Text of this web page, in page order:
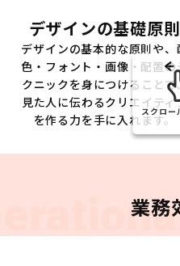
デザインの基礎原則
デザインの基本的な原則や、
色・フォント・画像・配置の
クニックを身につけることで
見た人に伝わるクリエイティ
を作る力を手に入れます。
スクロー
業務